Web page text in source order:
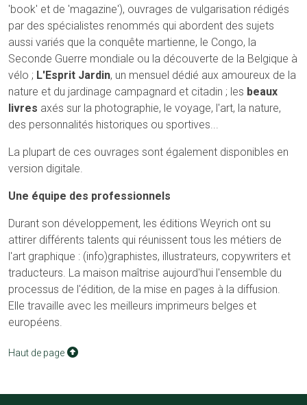
'book' et de 'magazine'), ouvrages de vulgarisation rédigés
par des spécialistes renommés qui abordent des sujets
aussi variés que la conquête martienne, le Congo, la
Seconde Guerre mondiale ou la découverte de la Belgique à
vélo ; L'Esprit Jardin, un mensuel dédié aux amoureux de la
nature et du jardinage campagnard et citadin ; les beaux
livres axés sur la photographie, le voyage, l'art, la nature,
des personnalités historiques ou sportives...
La plupart de ces ouvrages sont également disponibles en
version digitale.
Une équipe des professionnels
Durant son développement, les éditions Weyrich ont su
attirer différents talents qui réunissent tous les métiers de
l'art graphique : (info)graphistes, illustrateurs, copywriters et
traducteurs. La maison maîtrise aujourd'hui l'ensemble du
processus de l'édition, de la mise en pages à la diffusion.
Elle travaille avec les meilleurs imprimeurs belges et
européens.
Haut de page